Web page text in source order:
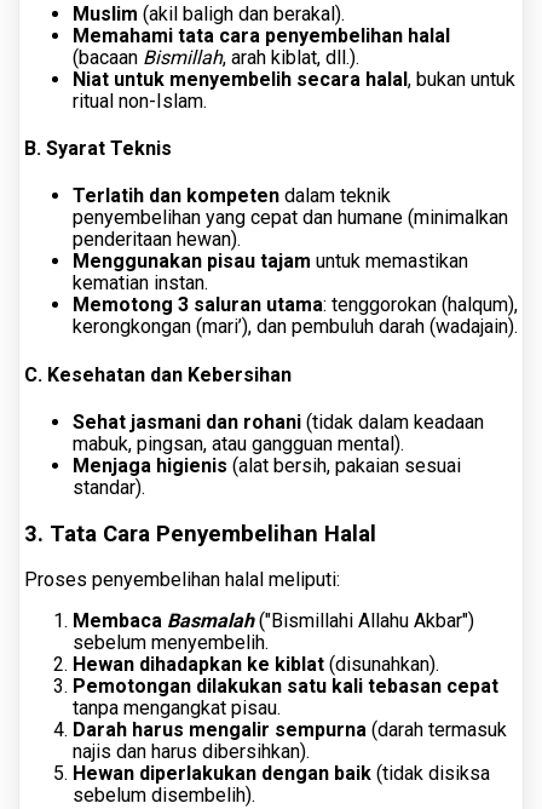
Muslim (akil baligh dan berakal).
Memahami tata cara penyembelihan halal
(bacaan Bismillah, arah kiblat, dll.).
Niat untuk menyembelih secara halal, bukan untuk
ritual non-Islam.
B. Syarat Teknis
Terlatih dan kompeten dalam teknik
penyembelihan yang cepat dan humane (minimalkan
penderitaan hewan).
Menggunakan pisau tajam untuk memastikan
kematian instan.
Memotong 3 saluran utama: tenggorokan (halqum),
kerongkongan (mari’), dan pembuluh darah (wadajain).
C. Kesehatan dan Kebersihan
Sehat jasmani dan rohani (tidak dalam keadaan
mabuk, pingsan, atau gangguan mental).
Menjaga higienis (alat bersih, pakaian sesuai
standar).
3. Tata Cara Penyembelihan Halal
Proses penyembelihan halal meliputi:
Membaca Basmalah("Bismillahi Allahu Akbar")
sebelum menyembelih.
Hewan dihadapkan ke kiblat (disunahkan).
Pemotongan dilakukan satu kali tebasan cepat
tanpa mengangkat pisau.
Darah harus mengalir sempurna (darah termasuk
najis dan harus dibersihkan).
Hewan diperlakukan dengan baik (tidak disiksa
sebelum disembelih).